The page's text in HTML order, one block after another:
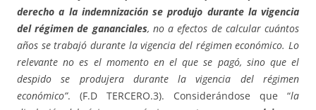
derecho a la indemnización se produjo durante la vigencia
del régimen de gananciales, no a efectos de calcular cuántos
años se trabajó durante la vigencia del régimen económico. Lo
relevante no es el momento en el que se pagó, sino que el
despido se produjera durante la vigencia del régimen
económico”. (F.D TERCERO.3). Considerándose que “la